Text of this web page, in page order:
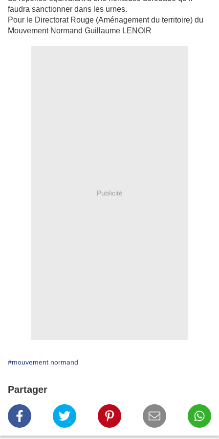
faudra sanctionner dans les urnes.
Pour le Directorat Rouge (Aménagement du territoire) du
Mouvement Normand Guillaume LENOIR
Publicité
#mouvement normand
Partager